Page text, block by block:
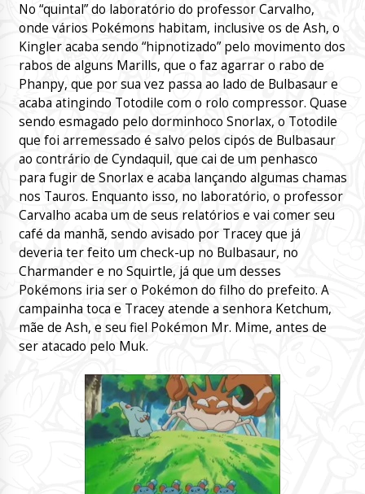
No “quintal” do laboratório do professor Carvalho,
onde vários Pokémons habitam, inclusive os de Ash, o
Kingler acaba sendo “hipnotizado” pelo movimento dos
rabos de alguns Marills, que o faz agarrar o rabo de
Phanpy, que por sua vez passa ao lado de Bulbasaur e
acaba atingindo Totodile com o rolo compressor. Quase
sendo esmagado pelo dorminhoco Snorlax, o Totodile
que foi arremessado é salvo pelos cipós de Bulbasaur
ao contrário de Cyndaquil, que cai de um penhasco
para fugir de Snorlax e acaba lançando algumas chamas
nos Tauros. Enquanto isso, no laboratório, o professor
Carvalho acaba um de seus relatórios e vai comer seu
café da manhã, sendo avisado por Tracey que já
deveria ter feito um check-up no Bulbasaur, no
Charmander e no Squirtle, já que um desses
Pokémons iria ser o Pokémon do filho do prefeito. A
campainha toca e Tracey atende a senhora Ketchum,
mãe de Ash, e seu fiel Pokémon Mr. Mime, antes de
ser atacado pelo Muk.